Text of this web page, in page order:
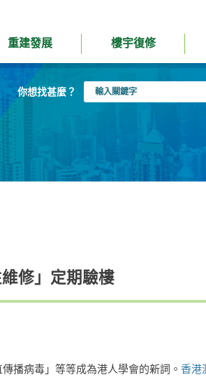
重建發展 樓宇復修
你想找甚麼？
入
修」定期驗樓
播病毒」等等成為港人學會的新詞。 香港